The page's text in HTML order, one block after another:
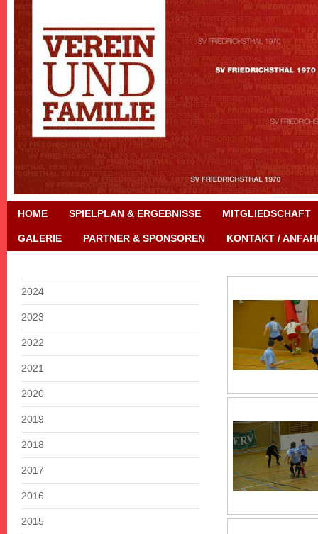
HOME SPIELPLAN & ERGEBNISSE MITGLIEDSCHAFT
GALERIE PARTNER & SPONSOREN KONTAKT /
2024
2023
2022
2021
2020
2019
2018
2017
2016
2015